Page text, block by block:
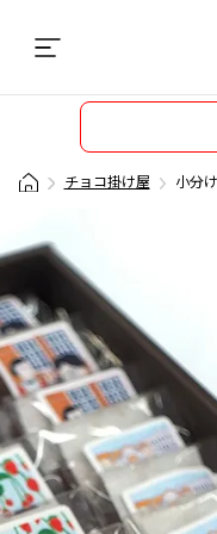
チョコ掛け屋 小分